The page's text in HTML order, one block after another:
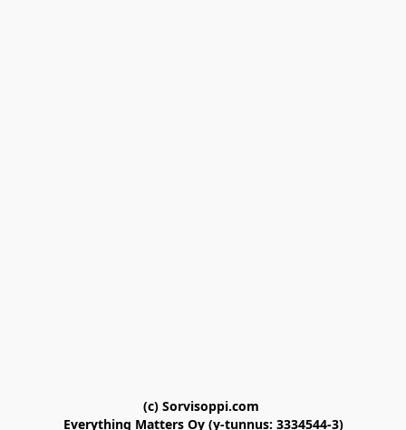
(c) Sorvisoppi.com
Everything Matters Oy (y-tunnus: 3334544-3)